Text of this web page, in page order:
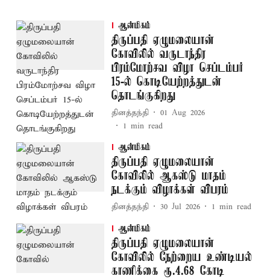
ஆன்மிகம்
திருப்பதி ஏழுமலையான்
கோவிலில் வருடாந்திர
பிரம்மோற்சவ விழா செப்டம்பர்
15-ல் கொடியேற்றத்துடன்
தொடங்குகிறது
தினத்தந்தி
01 Aug 2026
1 min read
ஆன்மிகம்
திருப்பதி ஏழுமலையான்
கோவிலில் ஆகஸ்டு மாதம்
நடக்கும் விழாக்கள் விபரம்
தினத்தந்தி 30 Jul 2026 1 min read
ஆன்மிகம்
திருப்பதி ஏழுமலையான்
கோவிலில் நேற்றைய உண்டியல்
காணிக்கை ரூ.4.68 கோடி